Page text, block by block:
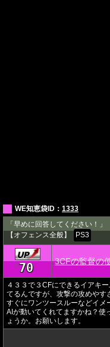
WE知恵袋ID： 1333
「早めに回答してください！」
【オフェンス全般】
PS3
★70 3CFの監督の
４３３で３CFにできるイアキ
てるんですが、攻撃の攻めやす
すぐにワンツースルーなどイメ
AIが動いてくれてますかね？使
ょうか。お願いします。